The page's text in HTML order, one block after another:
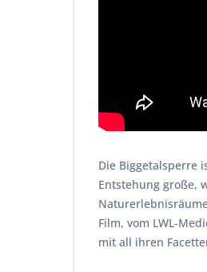
Die Biggetalsperre
Entstehung große,
Film, vom LWL-
mit all ihren